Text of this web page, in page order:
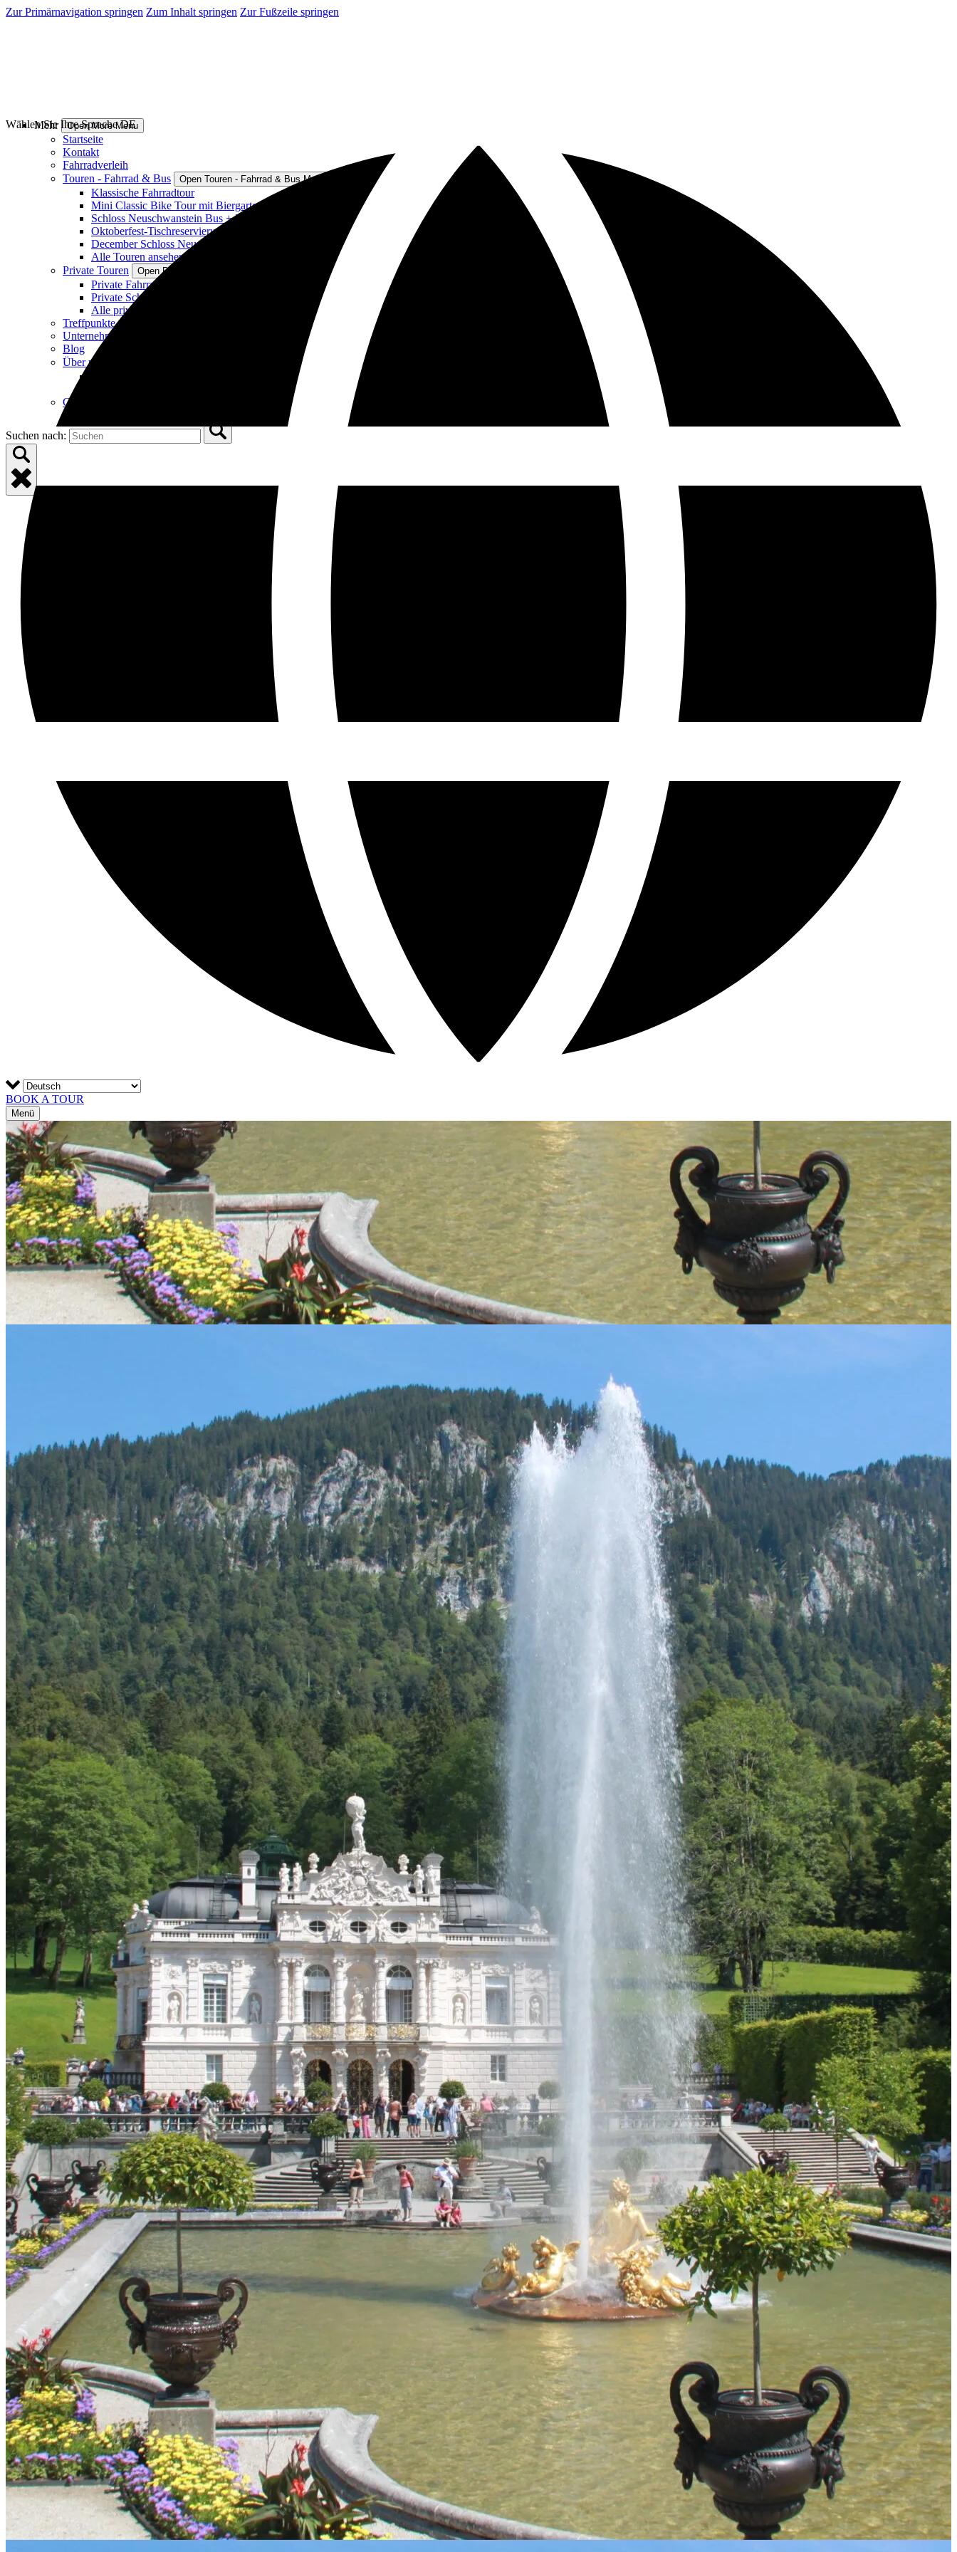
Zur Primärnavigation springen Zum Inhalt springen Zur Fußzeile springen
Mehr Open More Menu
Startseite
Kontakt
Fahrradverleih
Touren - Fahrrad & Bus
Open Touren - Fahrrad & Bus Menu
Klassische Fahrradtour
Mini Classic Bike Tour mit Biergartenstopp
Schloss Neuschwanstein Bus + Fahrradtour
Oktoberfest-Tischreservierung
December Schloss Neuschwanstein Bus + Wandertour
Alle Touren ansehen
Private Touren
Open Private Touren Menu
Private Fahrradtouren
Private Schülerradtouren
Alle privaten Touren ansehen
Treffpunkte
Unternehmungen in München
Blog
Über uns
Geschenkkarten
Suchen nach:
Wählen Sie Ihre Sprache DE
BOOK A TOUR
Menü